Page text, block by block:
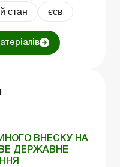
стан єсв
ВНЕСКУ НА
ДЕРЖАВНЕ